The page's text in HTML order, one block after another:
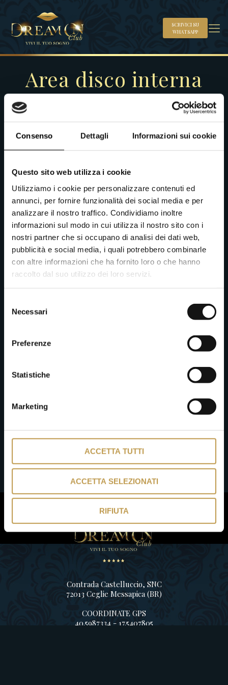
Consenso Dettagli Informazioni sui cookie
Questo sito web utilizza i cookie
Utilizziamo i cookie per personalizzare contenuti ed
annunci, per fornire funzionalità dei social media e per
analizzare il nostro traffico. Condividiamo inoltre
informazioni sul modo in cui utilizza il nostro sito con i
nostri partner che si occupano di analisi dei dati web,
pubblicità e social media, i quali potrebbero combinarle
con altre informazioni che ha fornito loro o che hanno
raccolto dal suo utilizzo dei loro servizi.
delNecessari
Preferenze
Statistiche
Marketing
ACCETTA TUTTI
ACCETTA SELEZIONATI
RIFIUTA
SCRIVICI SU
WHATSAPP
Area disco interna
Contrada Castelluccio, SNC
72013 Ceglie Messapica (BR)
COORDINATE GPS
40.5987334 - 17.5407805